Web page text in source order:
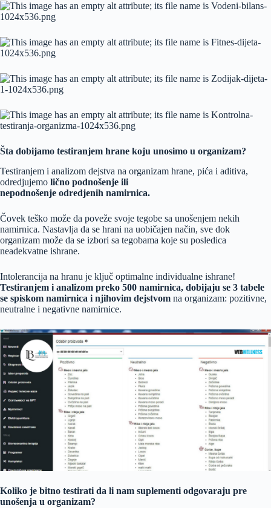
Šta dobijamo testiranjem hrane koju unosimo u organizam?
Testiranjem i analizom dejstva na organizam hrane, pića i aditiva,
odredjujemo lično podnošenje ili
nepodnošenje odredjenih namirnica.
Čovek teško može da poveže svoje tegobe sa unošenjem nekih
namirnica. Nastavlja da se hrani na uobičajen način, sve dok
organizam može da se izbori sa tegobama koje su posledica
neadekvatne ishrane.
Intolerancija na hranu je ključ optimalne individualne ishrane!
Testiranjem i analizom preko 500 namirnica, dobijaju se 3 tabele
se spiskom namirnica i njihovim dejstvom na organizam: pozitivne,
neutralne i negativne namirnice.
Koliko je bitno testirati da li nam suplementi odgovaraju pre
unošenja u organizam?